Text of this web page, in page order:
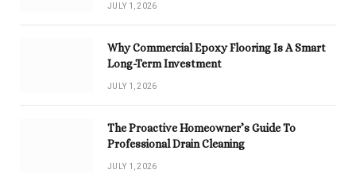
JULY 1, 2026
Why Commercial Epoxy Flooring Is A Smart
Long-Term Investment
JULY 1, 2026
The Proactive Homeowner’s Guide To
Professional Drain Cleaning
JULY 1, 2026